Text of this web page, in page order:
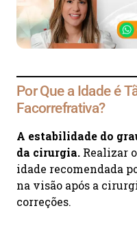
Por Que a Idade é
Facorrefrativa?
A estabilidade do
da cirurgia. Realizar
idade recomendada
na visão após a
correções.